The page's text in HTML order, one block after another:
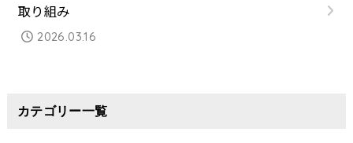
取り組み
2026.03.16
カテゴリー一覧